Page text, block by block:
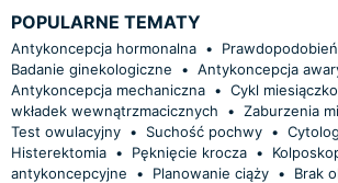
POPULARNE TEMATY
Antykoncepcja hormonalna •
Badanie ginekologiczne
• Antykoncepcja
Antykoncepcja mechaniczna • Cykl
wkładek wewnątrzmacicznych
• Zaburzenia
Test owulacyjny • Suchość pochwy •
Histerektomia • Pęknięcie krocza •
antykoncepcyjne
• Planowanie ciąży • Brak